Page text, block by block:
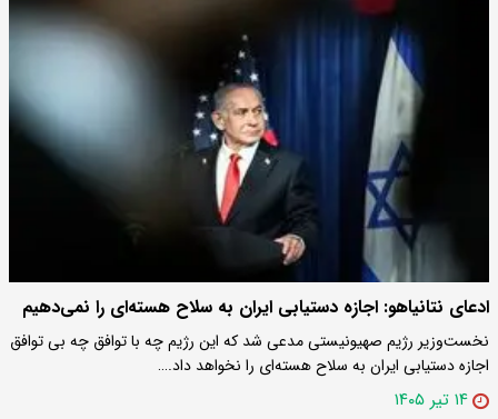
ادعای نتانیاهو: اجازه دستیابی ایران به سلاح هسته‌ای را نمی‌دهیم
نخست‌وزیر رژیم صهیونیستی مدعی شد که این رژیم چه با توافق چه بی توافق
اجازه دستیابی ایران به سلاح هسته‌ای را نخواهد داد.…
۱۴ تیر ۱۴۰۵